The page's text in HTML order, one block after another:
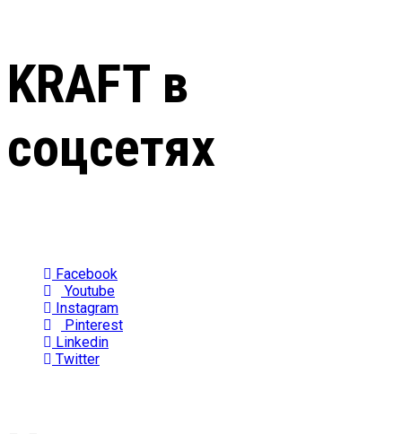
KRAFT в
соцсетях
Facebook
Youtube
Instagram
Pinterest
Linkedin
Twitter